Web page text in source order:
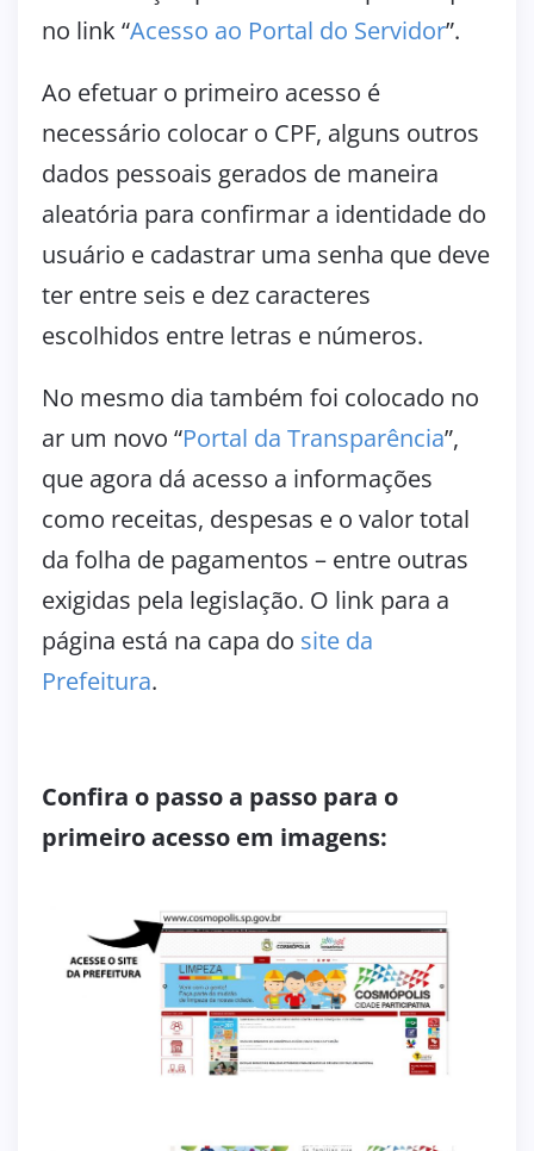
no link “Acesso ao Portal do Servidor”.
Ao efetuar o primeiro acesso é
necessário colocar o CPF, alguns outros
dados pessoais gerados de maneira
aleatória para confirmar a identidade do
usuário e cadastrar uma senha que deve
ter entre seis e dez caracteres
escolhidos entre letras e números.
No mesmo dia também foi colocado no
ar um novo “Portal da Transparência”,
que agora dá acesso a informações
como receitas, despesas e o valor total
da folha de pagamentos – entre outras
exigidas pela legislação. O link para a
página está na capa do site da
Prefeitura.
Confira o passo a passo para o
primeiro acesso em imagens: